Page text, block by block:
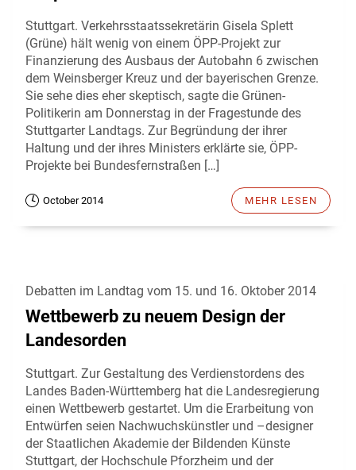
Stuttgart. Verkehrsstaatssekretärin Gisela Splett
(Grüne) hält wenig von einem ÖPP-Projekt zur
Finanzierung des Ausbaus der Autobahn 6 zwischen
dem Weinsberger Kreuz und der bayerischen Grenze.
Sie sehe dies eher skeptisch, sagte die Grünen-
Politikerin am Donnerstag in der Fragestunde des
Stuttgarter Landtags. Zur Begründung der ihrer
Haltung und der ihres Ministers erklärte sie, ÖPP-
Projekte bei Bundesfernstraßen […]
October 2014 MEHR LESEN
Debatten im Landtag vom 15. und 16. Oktober 2014
Wettbewerb zu neuem Design der
Landesorden
Stuttgart. Zur Gestaltung des Verdienstordens des
Landes Baden-Württemberg hat die Landesregierung
einen Wettbewerb gestartet. Um die Erarbeitung von
Entwürfen seien Nachwuchskünstler und –designer
der Staatlichen Akademie der Bildenden Künste
Stuttgart, der Hochschule Pforzheim und der